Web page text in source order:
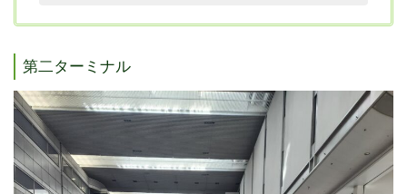
第二ターミナル